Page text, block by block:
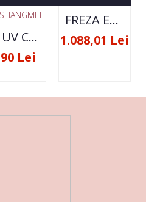
Gel UV Constructie FSM 50ML - 07
Lei
FREZA ELECTRICA STRONG 210 35000 RPM- ORIGINALA
1.088,01 Lei